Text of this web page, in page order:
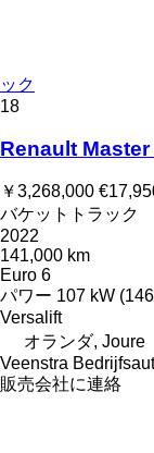
ック
18
Renault Master
￥3,268,000
バケットトラック
2022
141,000 km
Euro 6
パワー 107 kW
Versalift
オランダ, Joure
Veenstra
販売会社に連絡